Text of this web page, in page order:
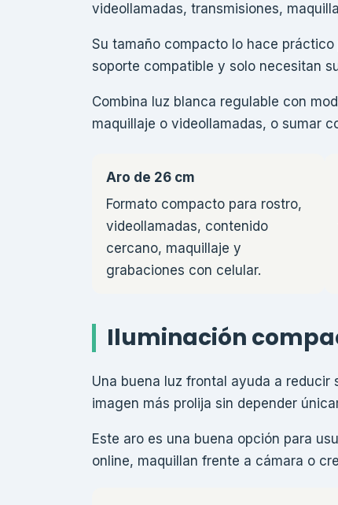
videollamadas, transmisiones,
Su tamaño compacto lo hace
soporte compatible y solo necesitan
Combina luz blanca regulable con
maquillaje o videollamadas, o sumar
Aro de 26 cm
Formato compacto para rostro,
videollamadas, contenido
cercano, maquillaje y
grabaciones con celular.
Iluminación
Una buena luz frontal ayuda a
imagen más prolija sin depender
Este aro es una buena opción para
online, maquillan frente a cámara o